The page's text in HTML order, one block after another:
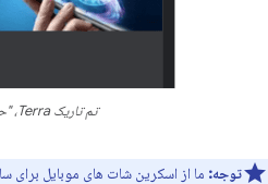
تم تاریک Terra، "حالت شب".
توجه: